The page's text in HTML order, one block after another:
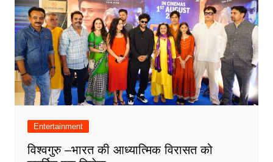
Entertainment
विश्वगुरु –भारत की आध्यात्मिक विरासत को